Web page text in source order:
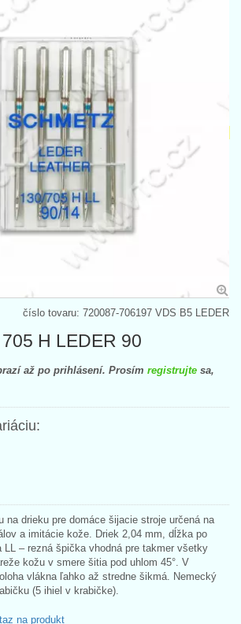
číslo tovaru: 720087-706197 VDS B5 LEDER
H LEDER 90
až po prihlásení. Prosím registrujte sa,
na drieku pre domáce šijacie stroje určená na
a imitácie kože. Driek 2,04 mm, dĺžka po
– rezná špička vhodná pre takmer všetky
kožu v smere šitia pod uhlom 45°. V
vlákna ľahko až stredne šikmá. Nemecký
(5 ihiel v krabičke).
na produkt